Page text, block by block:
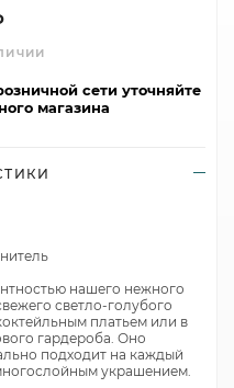
сети уточняйте
магазина
нашего нежного
светло-голубого
платьем или в
гардероба. Оно
подходит на каждый
украшением.